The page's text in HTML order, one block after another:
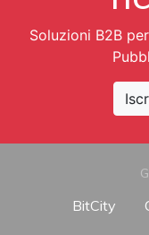
Soluzioni B2B
BitCity